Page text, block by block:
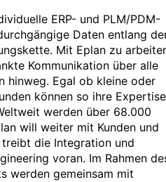
ERP- und PLM/PDM-
Daten entlang
Mit Eplan zu
Kommunikation über alle
hinweg. Egal ob kleine oder
können so ihre Expertise
werden über 68.000
will weiter mit Kunden und
die Integration und
voran. Im Rahmen
werden gemeinsam mit